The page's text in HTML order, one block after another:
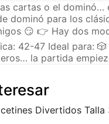
cartas o el
dominó para los
😏 👉 Hay dos
42-47 Ideal para:
la partida